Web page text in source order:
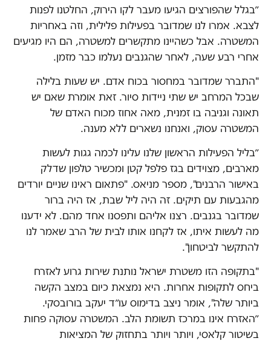
״בגלל שהפורצים הגיעו מעבר לקו הירוק, החלטנו לפנות
לצבא. אמרו לנו שמדובר בפעילות פלילית, וזה באחריות
המשטרה. אבל כשהיינו מתקשרים למשטרה, הם היו מגיעים
אחרי רבע שעה, לאחר שהגנבים נעלמו כבר מזמן.
"התברר שמדובר במחסור בכוח אדם. יש שעות בלילה
שבכל המרחב יש שתי ניידות סיור. זאת אומרת שאם יש
תאונה וגניבה בו זמנית, מאה אחוז מכוח האדם של
המשטרה עסוק, ואנחנו נשארים ללא מענה.
״בליל הפעילות הראשון שלנו עלינו לכמה גגות לעשות
מארבים, מצוידים בגז פלפל קטן ומכשיר טלפון שדלק
באישור הרבנים", מספר מניאס. "פתאום ראינו שניים יורדים
מהגבעות עם תיקים. זה היה ליל שבת, אז היה ברור
שמדובר בגנבים. רצנו אליהם ותפסנו אחד מהם. לא ידענו
מה לעשות איתו, אז לקחנו אותו לבית של הרב שאמר לנו
להתקשר לביטחון".
"בתקופה הזו משטרת ישראל נותנת שירות גרוע לאזרח
ביחס לתקופות אחרות. היא נמצאת כיום במצב הקשה
ביותר שלה", אומר ניצב בדימוס עו״ד יעקב בורובסקי.
״האזרח אינו במרכז תשומת הלב. המשטרה עסוקה פחות
בשיטור קלאסי, ויותר ויותר בתחזוק של המציאות